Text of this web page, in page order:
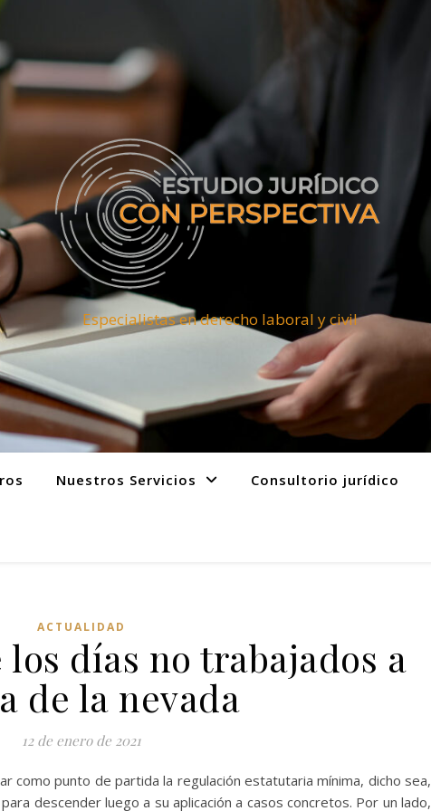
Especialistas en derecho laboral y civil
Nuestros Servicios Consultorio jurídico
ACTUALIDAD
días no trabajados a
de la nevada
12 de enero de 2021
como punto de partida la regulación estatutaria mínima, dicho sea,
descender luego a su aplicación a casos concretos. Por un lado,